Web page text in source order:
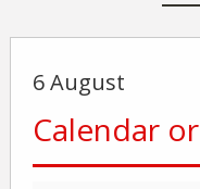
6 August
Calendar